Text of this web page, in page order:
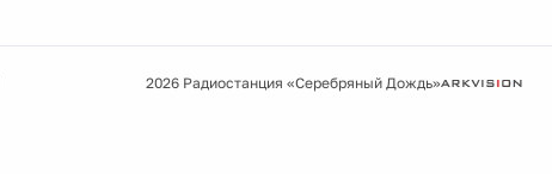
2026 Радиостанция «Серебряный Дождь»